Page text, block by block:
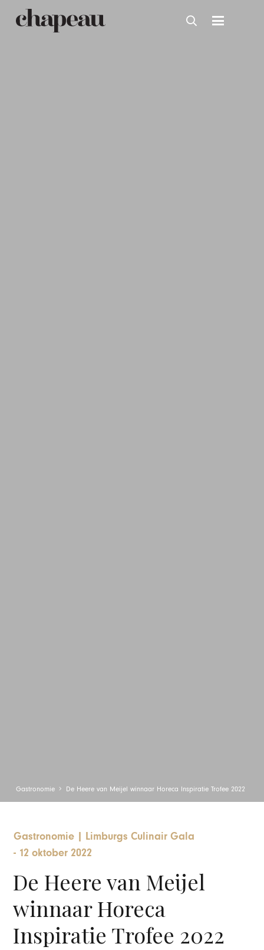
Gastronomie De Heere van Meijel winnaar Horeca Inspiratie Trofee 2022
Gastronomie
Limburgs Culinair Gala
- 12 oktober 2022
De Heere van Meijel
winnaar Horeca
Inspiratie Trofee 2022